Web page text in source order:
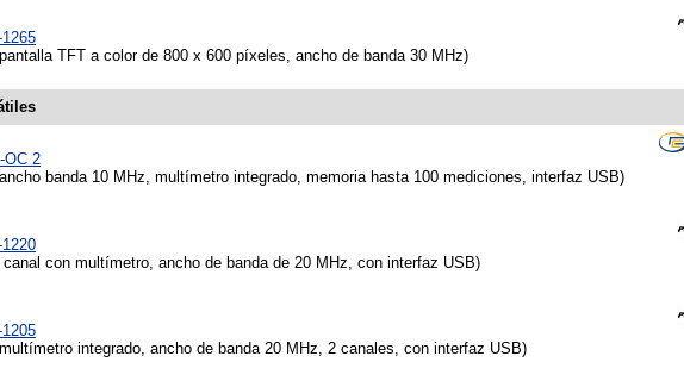
TFT a color de 800 x 600 píxeles, ancho de banda 30 MHz)
OC 2
banda 10 MHz, multímetro integrado, memoria hasta 100 mediciones, interfaz USB)
con multímetro, ancho de banda de 20 MHz, con interfaz USB)
integrado, ancho de banda 20 MHz, 2 canales, con interfaz USB)